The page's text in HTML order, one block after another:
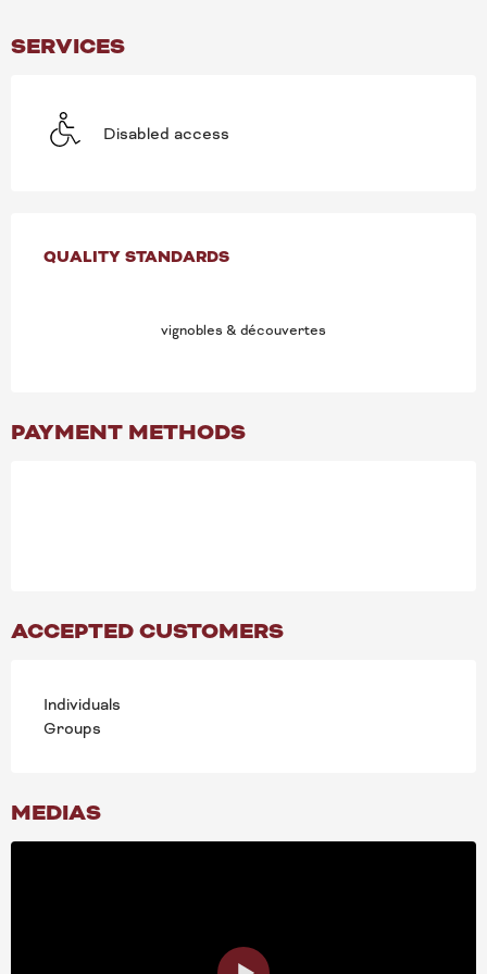
SERVICES
Disabled access
SERVICES OFFERED
QUALITY STANDARDS
QUALITY STANDARDS
vignobles & découvertes
PAYMENT METHODS
ACCEPTED CUSTOMERS
Individuals
Groups
MEDIAS